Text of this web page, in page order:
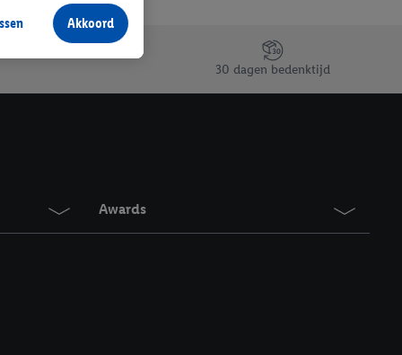
30 dagen bedenktijd
Awards
producten waarin je
te plaatsen
verschillende
kunnen worden
vergelijkbare
in te
Akkoord